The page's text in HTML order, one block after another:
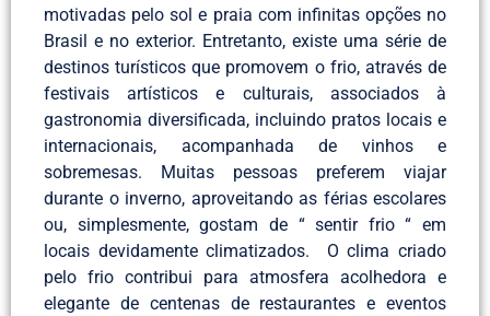
motivadas pelo sol e praia com infinitas opções no
Brasil e no exterior. Entretanto, existe uma série de
destinos turísticos que promovem o frio, através de
festivais artísticos e culturais, associados à
gastronomia diversificada, incluindo pratos locais e
internacionais, acompanhada de vinhos e
sobremesas. Muitas pessoas preferem viajar
durante o inverno, aproveitando as férias escolares
ou, simplesmente, gostam de “ sentir frio “ em
locais devidamente climatizados. O clima criado
pelo frio contribui para atmosfera acolhedora e
elegante de centenas de restaurantes e eventos